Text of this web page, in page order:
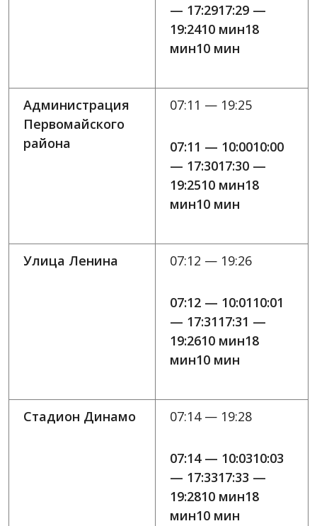
— 17:2917:29 —
19:2410 мин18
мин10 мин
Администрация
Первомайского
района
07:11 — 19:25
07:11 — 10:0010:00
— 17:3017:30 —
19:2510 мин18
мин10 мин
Улица Ленина 07:12 — 19:26
07:12 — 10:0110:01
— 17:3117:31 —
19:2610 мин18
мин10 мин
Стадион Динамо 07:14 — 19:28
07:14 — 10:0310:03
— 17:3317:33 —
19:2810 мин18
мин10 мин